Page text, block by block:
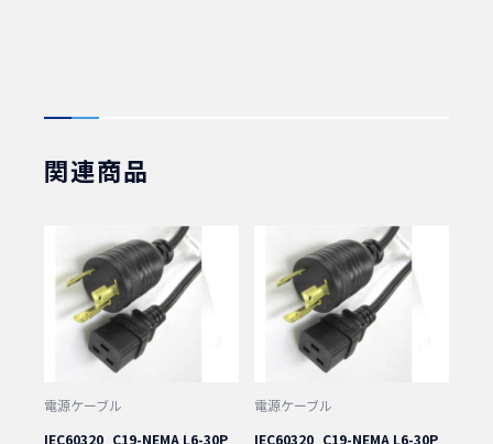
関連商品
電源ケーブル
IEC60320_C19-NEMA L6-30P
電源ケーブル
IEC60320_C19-NEMA L6-30P